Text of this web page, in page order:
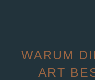
WARUM
ART